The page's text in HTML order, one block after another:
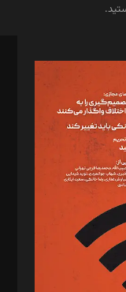
سروش کرمیان،
فائزه فتحی